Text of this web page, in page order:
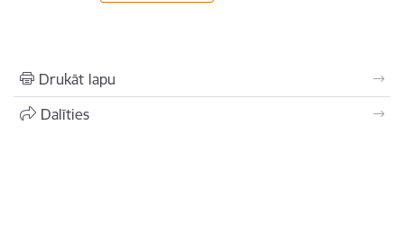
Drukāt lapu
Dalīties